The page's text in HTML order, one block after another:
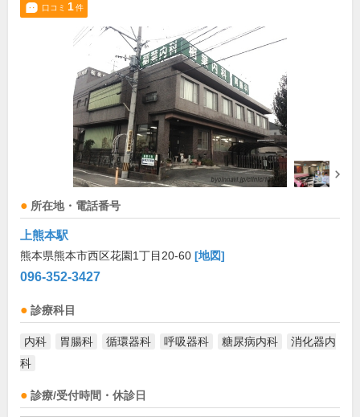
口コミ 1件
所在地・電話番号
上熊本駅
熊本県熊本市西区花園1丁目20-60 [地図]
096-352-3427
診療科目
内科 胃腸科 循環器科 呼吸器科 糖尿病内科
消化器内
科
診療/受付時間・休診日